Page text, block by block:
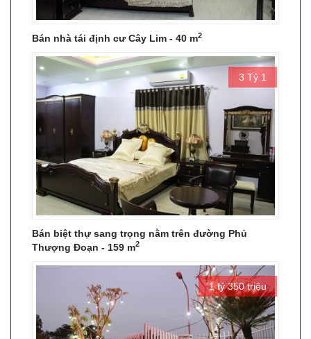
Bán nhà tái định cư Cây Lim - 40 m2
3 Tỷ 1
Bán biệt thự sang trọng nằm trên đường Phủ
Thượng Đoạn - 159 m2
1 tỷ 350 triệu